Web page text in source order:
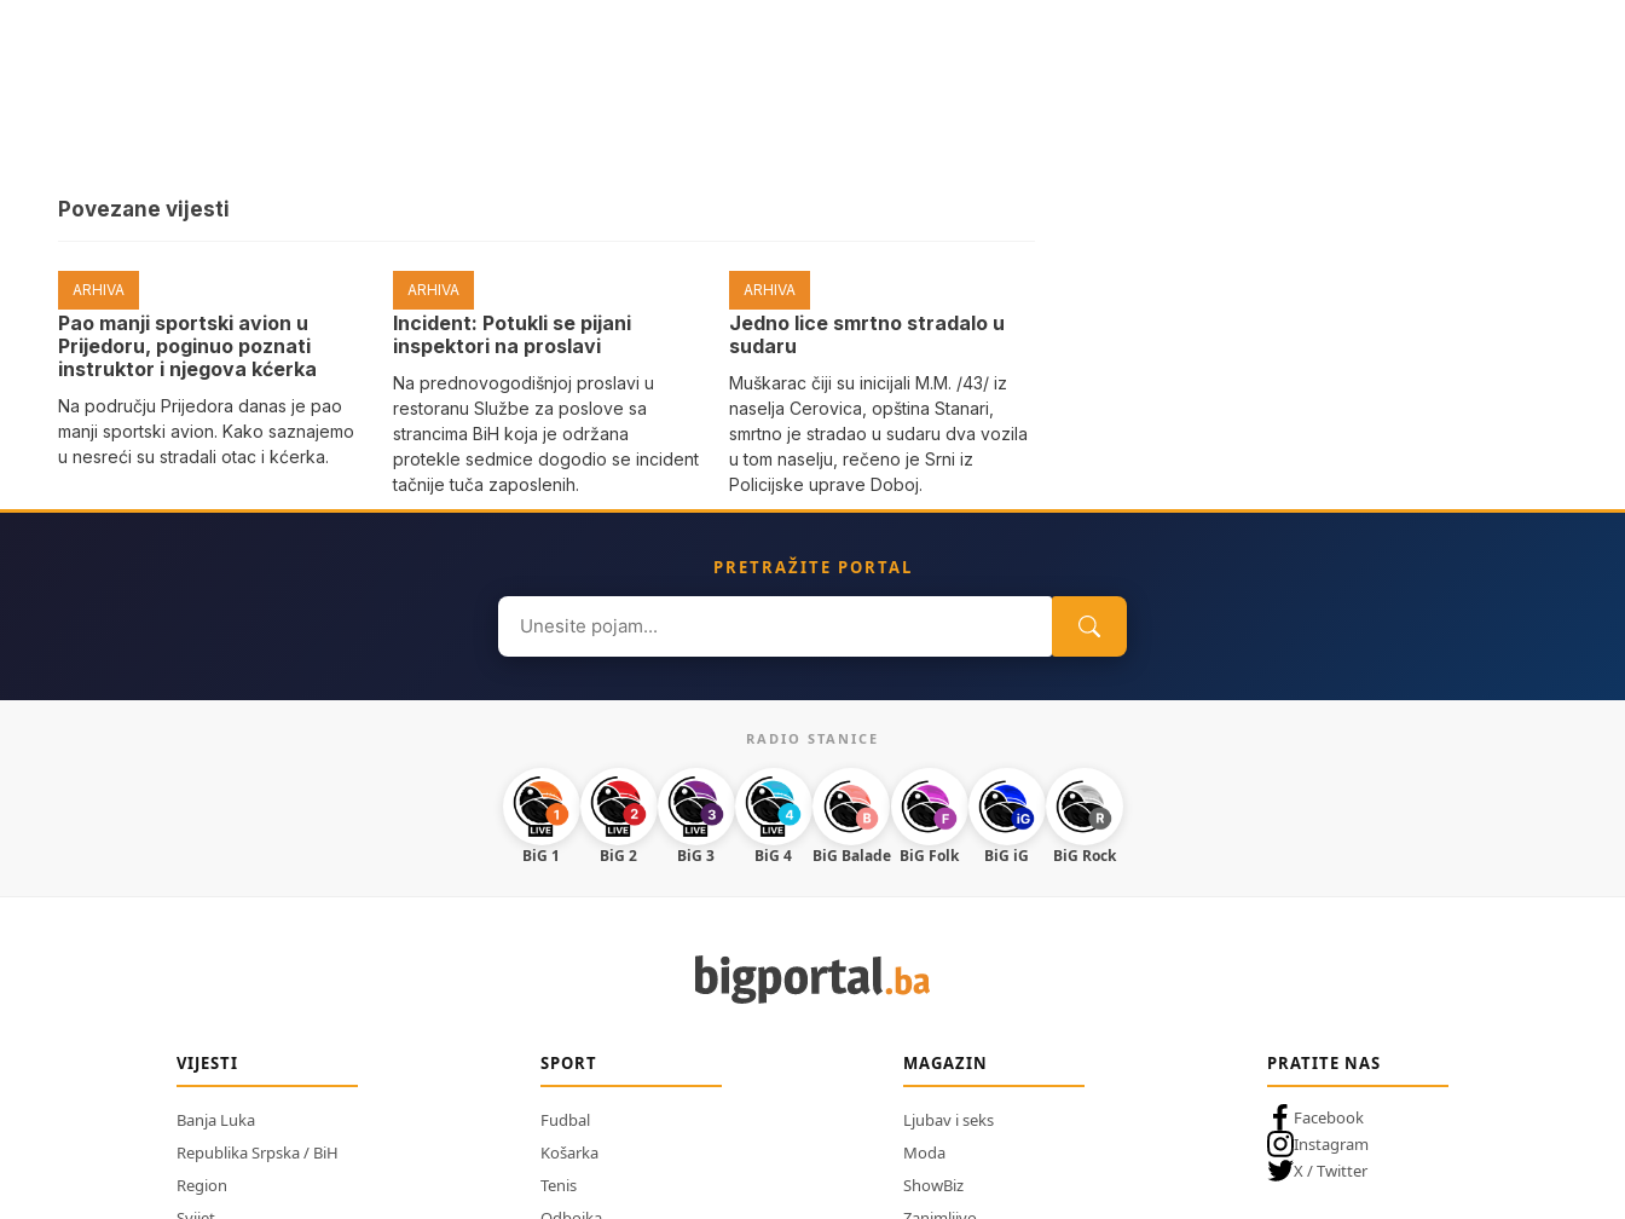
Povezane vijesti
ARHIVA
Pao manji sportski avion u
Prijedoru, poginuo poznati
instruktor i njegova kćerka
Na području Prijedora danas je pao
manji sportski avion. Kako saznajemo
u nesreći su stradali otac i kćerka.
ARHIVA
Incident: Potukli se pijani
inspektori na proslavi
Na prednovogodišnjoj proslavi u
restoranu Službe za poslove sa
strancima BiH koja je održana
protekle sedmice dogodio se incident
tačnije tuča zaposlenih.
ARHIVA
Јedno lice smrtno stradalo u
sudaru
Muškarac čiji su inicijali M.M. /43/ iz
naselja Cerovica, opština Stanari,
smrtno je stradao u sudaru dva vozila
u tom naselju, rečeno je Srni iz
Policijske uprave Doboj.
PRETRAŽITE PORTAL
Search
for:
RADIO STANICE
BiG 1 BiG 2 BiG 3 BiG 4 BiG Balade BiG Folk BiG iG BiG Rock
VIJESTI
Banja Luka
Republika Srpska / BiH
Region
SPORT
Fudbal
Košarka
Tenis
MAGAZIN
Ljubav i seks
Moda
ShowBiz
PRATITE NAS
Facebook
Instagram
X / Twitter